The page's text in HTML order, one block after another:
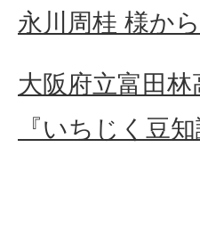
永川周桂 様か
大阪府立富田
『いちじく豆